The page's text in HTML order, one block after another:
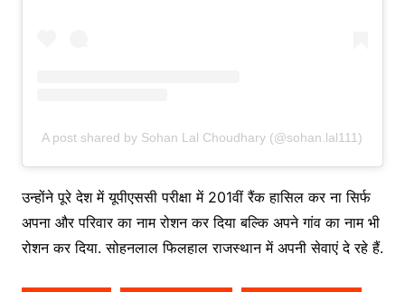
A post shared by Sohan Lal Choudhary (@sohan.lal111)
उन्होंने पूरे देश में यूपीएससी परीक्षा में 201वीं रैंक हासिल कर ना सिर्फ
अपना और परिवार का नाम रोशन कर दिया बल्कि अपने गांव का नाम भी
रोशन कर दिया. सोहनलाल फिलहाल राजस्थान में अपनी सेवाएं दे रहे हैं.